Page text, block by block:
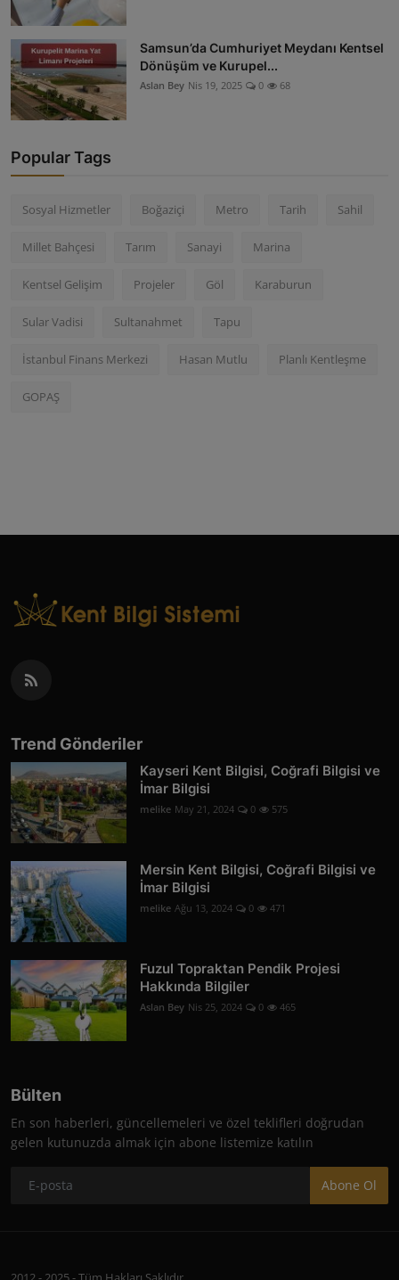
Samsun’da Cumhuriyet Meydanı Kentsel
Dönüşüm ve Kurupel...
Aslan Bey Nis 19, 2025 0 68
Popular Tags
Sosyal Hizmetler Boğaziçi Metro Tarih Sahil
Millet Bahçesi Tarım Sanayi Marina
Kentsel Gelişim Projeler Göl Karaburun
Sular Vadisi Sultanahmet Tapu
İstanbul Finans Merkezi Hasan Mutlu Planlı Kentleşme
GOPAŞ
Trend Gönderiler
Kayseri Kent Bilgisi, Coğrafi Bilgisi ve
İmar Bilgisi
melike May 21, 2024 0 575
Mersin Kent Bilgisi, Coğrafi Bilgisi ve
İmar Bilgisi
melike Ağu 13, 2024 0 471
Fuzul Topraktan Pendik Projesi
Hakkında Bilgiler
Aslan Bey Nis 25, 2024 0 465
Bülten
En son haberleri, güncellemeleri ve özel teklifleri doğrudan
gelen kutunuzda almak için abone listemize katılın
Abone Ol